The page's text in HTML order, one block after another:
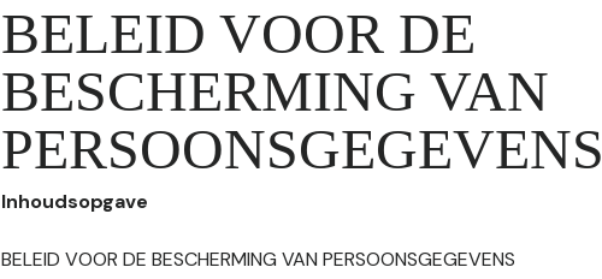
BELEID VOOR DE
BESCHERMING VAN
PERSOONSGEGEVENS
Inhoudsopgave
BELEID VOOR DE BESCHERMING VAN PERSOONSGEGEVENS